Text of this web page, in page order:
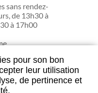
pour son bon
leur utilisation
de pertinence et
sans rendez-
de 13h30 à
à 17h00